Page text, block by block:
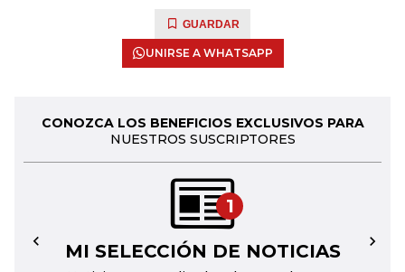
GUARDAR
UNIRSE A WHATSAPP
CONOZCA LOS BENEFICIOS EXCLUSIVOS PARA
NUESTROS SUSCRIPTORES
1
MI SELECCIÓN DE NOTICIAS
← →